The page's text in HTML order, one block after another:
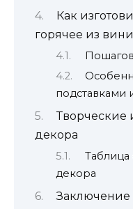
Как
горячее из
подставками
Творческие
декора
Таблица
декора
Заключение